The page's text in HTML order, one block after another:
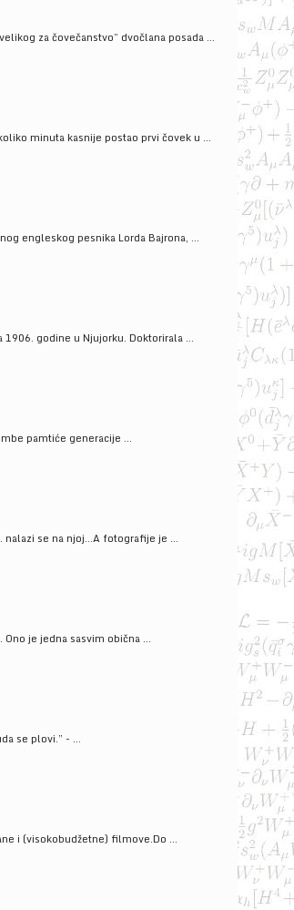
za čovečanstvo” dvočlana posada ...
minuta kasnije postao prvi čovek u ...
engleskog pesnika Lorda Bajrona, ...
godine u Njujorku. Doktorirala ...
pamtiće generacije ...
nalazi se na njoj…A fotografije je ...
je jedna sasvim obična ...
se plovi.” - ...
i (visokobudžetne) filmove.Do ...